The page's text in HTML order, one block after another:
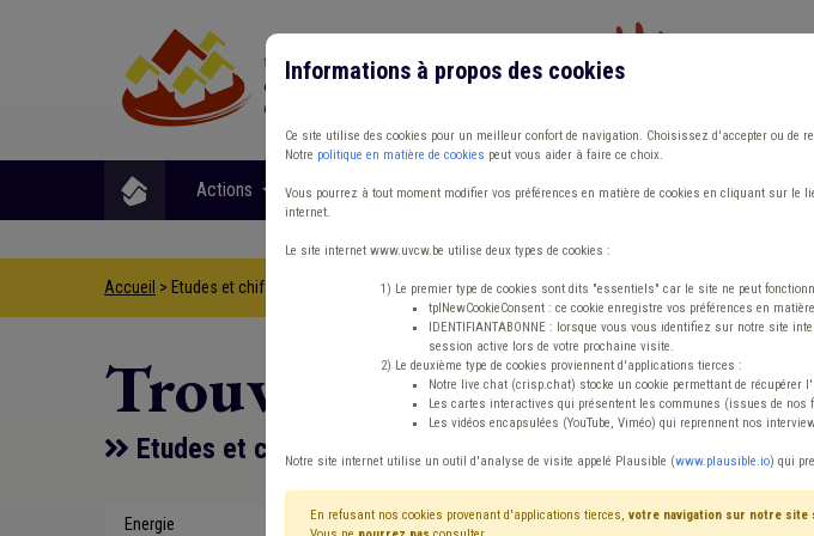
Actions Matières Formations Publications
Accueil > Etudes et chiffres CPAS DPR Énergie
Trouver un contenu
Etudes et chiffres CPAS DPR Énergie
Energie Etudes et chiffres Avis
Informations à propos des cookies
Ce site utilise des cookies pour un meilleur confort de navigation. Choisissez d'accepter ou de
Notre politique en matière de cookies peut vous aider à faire ce choix.
Vous pourrez à tout moment modifier vos préférences en matière de cookies en cliquant sur le
internet.
Le site internet www.uvcw.be utilise deux types de cookies :
1) Le premier type de cookies sont dits "essentiels" car le site ne peut
tplNewCookieConsent : ce cookie enregistre vos préférences en
IDENTIFIANTABONNE : lorsque vous vous identifiez sur notre site
session active lors de votre prochaine visite.
2) Le deuxième type de cookies proviennent d'applications tierces :
Notre live chat (crisp.chat) stocke un cookie permettant de récupérer
Les cartes interactives qui présentent les communes (issues de
Les vidéos encapsulées (YouTube, Viméo) qui reprennent nos
Notre site internet utilise un outil d'analyse de visite appelé Plausible (www.plausible.io) qui
En refusant nos cookies provenant d'applications tierces, votre navigation sur notre site